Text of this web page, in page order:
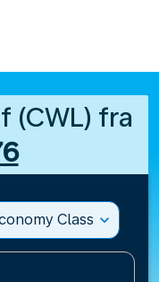
(CWL) fra
Class expand_more